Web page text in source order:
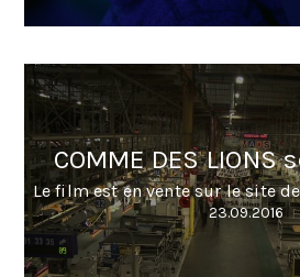
COMME DES LIONS
Le film est en vente sur le site
23.09.2016